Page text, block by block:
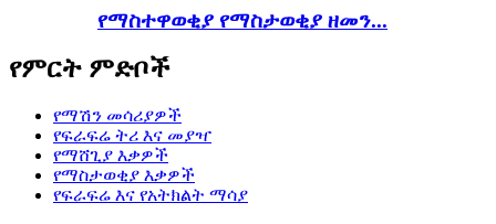
የማስተዋወቂያ የማስታወቂያ ዘመን...
የምርት ምድቦች
የማሽን መሳሪያዎች
የፍራፍሬ ትሪ እና መያዣ
የማሸጊያ እቃዎች
የማስታወቂያ እቃዎች
የፍራፍሬ እና የአትክልት ማሳያ